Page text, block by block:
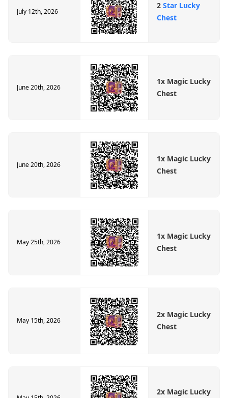
July 12th, 2026
2 Star Lucky
Chest
June 20th, 2026
1x Magic Lucky
Chest
June 20th, 2026
1x Magic Lucky
Chest
May 25th, 2026
1x Magic Lucky
Chest
May 15th, 2026
2x Magic Lucky
Chest
2x Magic Lucky